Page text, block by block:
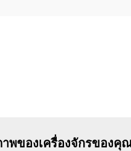
พของเครื่องจักรของคุ